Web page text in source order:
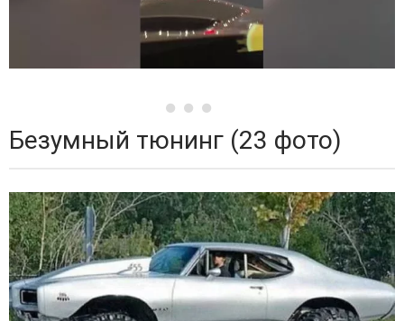
Безумный тюнинг (23 фото)